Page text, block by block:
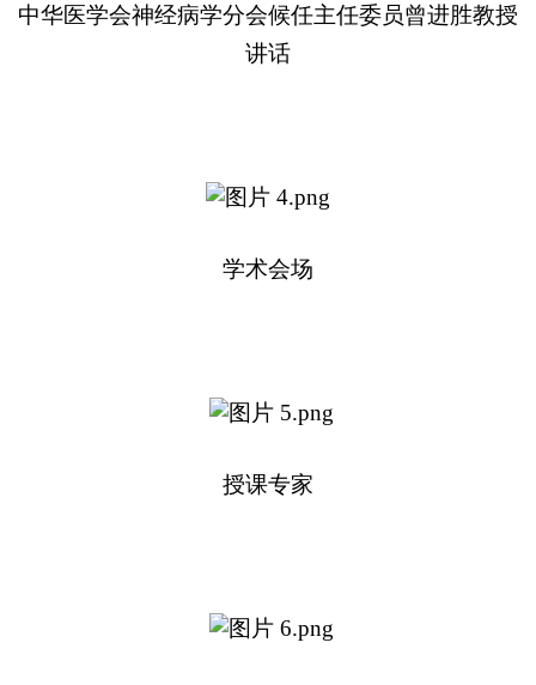
中华医学会神经病学分会候任主任委员曾进胜教授
讲话
学术会场
授课专家